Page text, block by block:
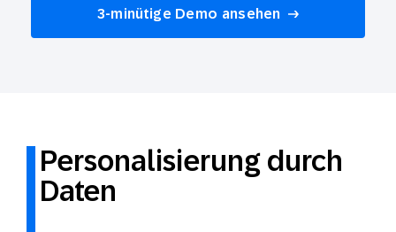
3-minütige Demo ansehen
Personalisierung durch
Daten